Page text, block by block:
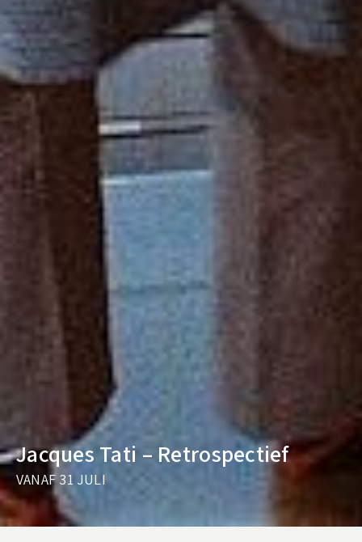
Jacques Tati – Retrospectief
VANAF 31 JULI